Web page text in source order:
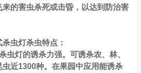
的害虫杀死或击昏，以达到防治害
杀虫灯杀虫特点：
灯的诱杀力强。可诱杀农、林、
近1300种。在果园中应用能诱杀